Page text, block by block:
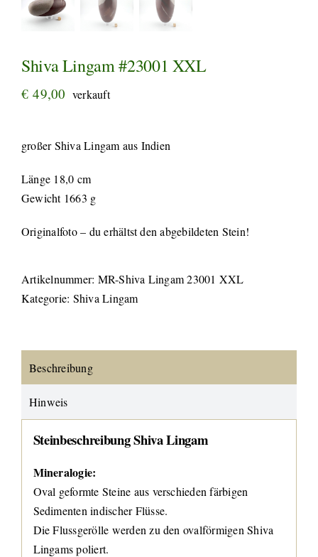
Shiva Lingam #23001 XXL
€ 49,00 verkauft
großer Shiva Lingam aus Indien
Länge 18,0 cm
Gewicht 1663 g
Originalfoto – du erhältst den abgebildeten Stein!
Artikelnummer: MR-Shiva Lingam 23001 XXL
Kategorie: Shiva Lingam
Beschreibung
Hinweis
Steinbeschreibung Shiva Lingam
Mineralogie:
Oval geformte Steine aus verschieden färbigen
Sedimenten indischer Flüsse.
Die Flussgerölle werden zu den ovalförmigen Shiva
Lingams poliert.